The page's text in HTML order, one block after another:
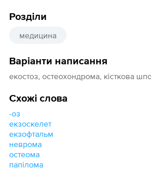
Розділи
медицина
Варіанти написання
екостоз, остеохондрома, кісткова
Схожі слова
-оз
екзоскелет
екзофтальм
неврома
остеома
папілома